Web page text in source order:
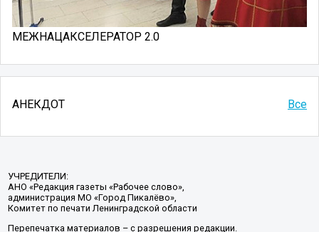
МЕЖНАЦАКСЕЛЕРАТОР 2.0
АНЕКДОТ Все
УЧРЕДИТЕЛИ:
АНО «Редакция газеты «Рабочее слово»,
администрация МО «Город Пикалёво»,
Комитет по печати Ленинградской области
Перепечатка материалов – с разрешения редакции.